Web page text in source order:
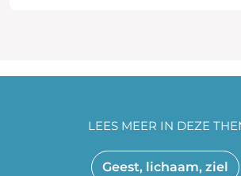
Geest, lichaam, ziel
LEES MEER IN DEZE